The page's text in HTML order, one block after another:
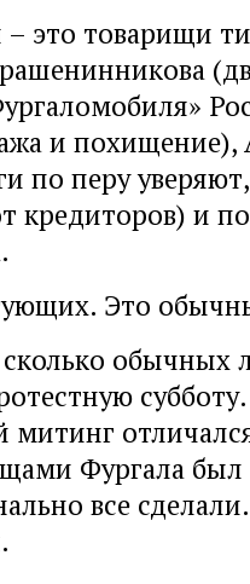
это товарищи
и похищение),
по перу
кредиторов) и
Это
обычных
митинг
Фургала был
все